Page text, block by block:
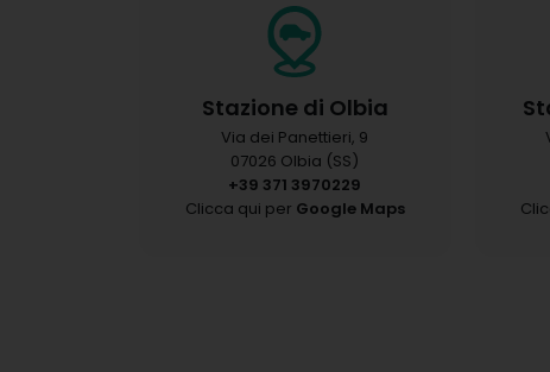
Stazione di Olbia
Via dei Panettieri, 9
07026 Olbia (SS)
+39 371 3970229
Clicca qui per Google Maps